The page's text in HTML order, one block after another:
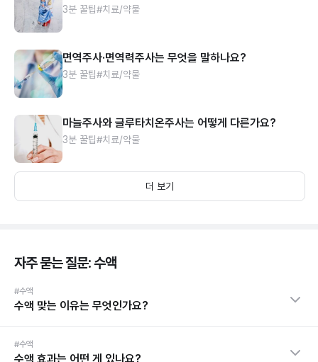
3분 꿀팁#치료/약물
면역주사·면역력주사는 무엇을 말하나요?
3분 꿀팁#치료/약물
마늘주사와 글루타치온주사는 어떻게 다른가요?
3분 꿀팁#치료/약물
더 보기
자주 묻는 질문: 수액
#수액
수액 맞는 이유는 무엇인가요?
#수액
수액 효과는 어떤 게 있나요?